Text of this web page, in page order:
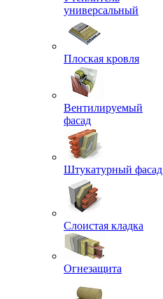
универсальный
Плоская кровля
Вентилируемый
фасад
Штукатурный фасад
Слоистая кладка
Огнезащита